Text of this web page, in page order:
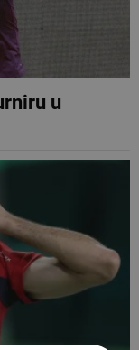
u